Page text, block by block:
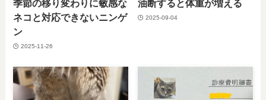
季節の移り変わりに敏感な
ネコと対応できないニンゲ
ン
2025-11-26
油断すると体重が増える
2025-09-04